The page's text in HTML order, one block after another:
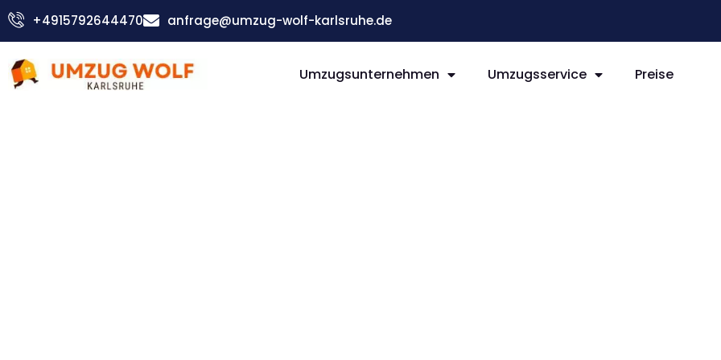
Zum
Inhalt
+4915792644470 anfrage@umzug-wolf-karlsruhe.de
Umzugsunternehmen Umzugsservice Preise